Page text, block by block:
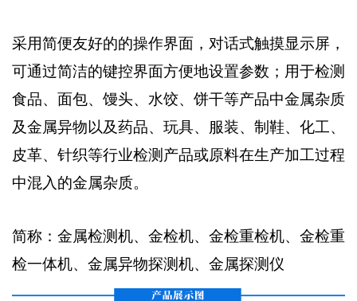
采用简便友好的的操作界面，对话式触摸显示屏，
可通过简洁的键控界面方便地设置参数；用于检测
食品、面包、馒头、水饺、饼干等产品中金属杂质
及金属异物以及药品、玩具、服装、制鞋、化工、
皮革、针织等行业检测产品或原料在生产加工过程
中混入的金属杂质。
简称：金属检测机、金检机、金检重检机、金检重
检一体机、金属异物探测机、金属探测仪